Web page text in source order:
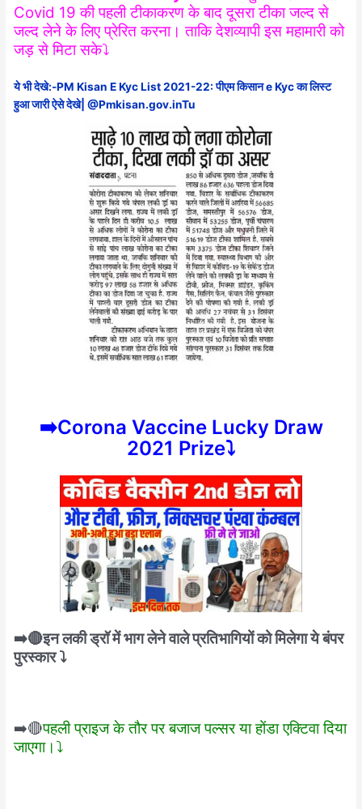
Covid 19 की पहली टीकाकरण के बाद दूसरा टीका जल्द से
जल्द लेने के लिए प्रेरित करना। ताकि देशव्यापी इस महामारी को
जड़ से मिटा सके⤵️
ये भी देखे:-PM Kisan E Kyc List 2021-22: पीएम किसान e Kyc का लिस्ट
हुआ जारी ऐसे देखे| @Pmkisan.gov.inTu
➡️Corona Vaccine Lucky Draw
2021 Prize⤵️
➡️🔴इन लकी ड्रॉ में भाग लेने वाले प्रतिभागियों को मिलेगा ये बंपर
पुरस्कार ⤵️
➡️🔴पहली प्राइज के तौर पर बजाज पल्सर या होंडा एक्टिवा दिया
जाएगा।⤵️